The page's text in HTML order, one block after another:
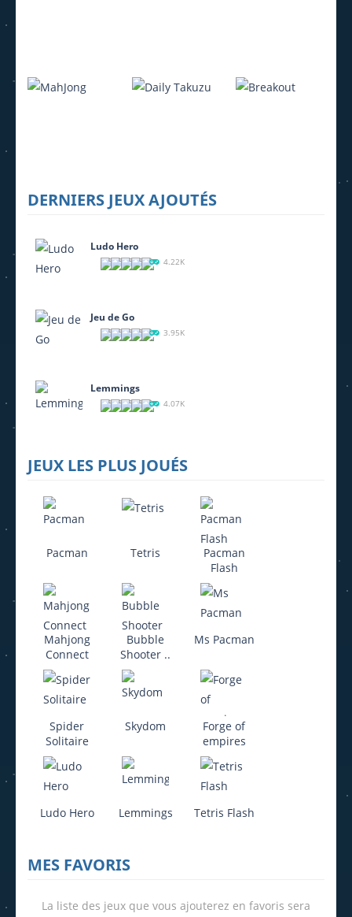
MahJong Daily Takuzu
DERNIERS JEUX AJOUTÉS
Ludo Hero
4.22K
Jeu de Go
3.95K
Lemmings
4.07K
JEUX LES PLUS JOUÉS
Pacman Tetris
Pacman
Flash
Mahjong
Connect
Bubble
Shooter ..
Ms Pacman
Spider
Solitaire
Skydom
Forge of
empires
Ludo Hero Lemmings Tetris Flash
MES FAVORIS
La liste des jeux que vous ajouterez en favoris sera